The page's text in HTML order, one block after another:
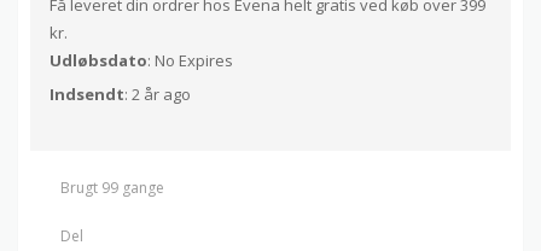
Få leveret din ordrer hos Evena helt gratis ved køb over 399
kr.
Udløbsdato: No Expires
Indsendt: 2 år ago
Brugt 99 gange
Del